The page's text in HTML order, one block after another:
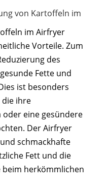
von Kartoffeln im
im Airfryer
Vorteile. Zum
des
Fette und
ist besonders
ihre
eine gesündere
Der Airfryer
schmackhafte
Fett und die
beim herkömmlichen